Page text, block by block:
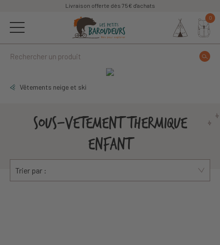
Livraison offerte dès 75€ d'achats
0
Vêtements neige et ski
SOUS-VÊTEMENT THERMIQUE
ENFANT
Trier par :